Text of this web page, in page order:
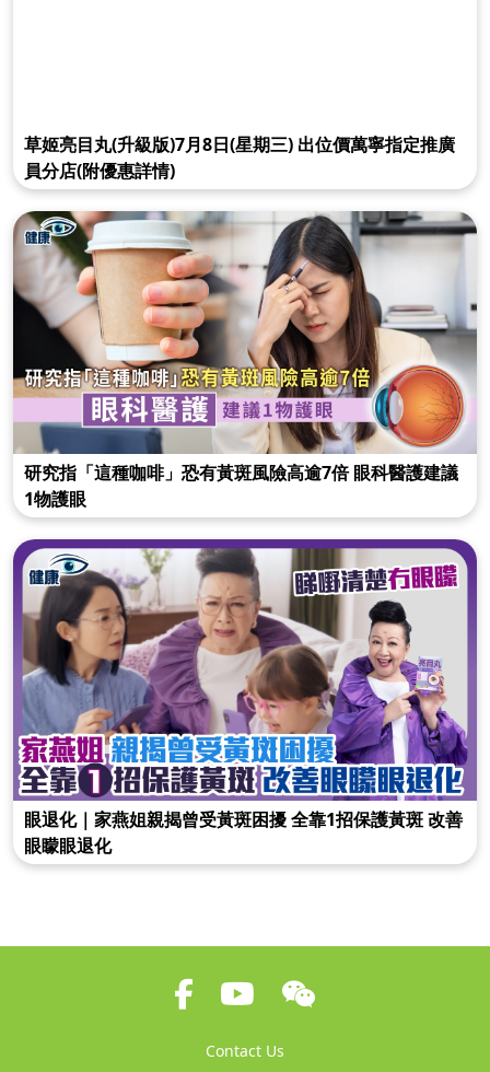
草姬亮目丸(升級版)7月8日(星期三) 出位價萬寧指定推廣
員分店(附優惠詳情)
研究指「這種咖啡」恐有黃斑風險高逾7倍 眼科醫護建議
1物護眼
眼退化｜家燕姐親揭曾受黃斑困擾 全靠1招保護黃斑 改善
眼矇眼退化
Contact Us